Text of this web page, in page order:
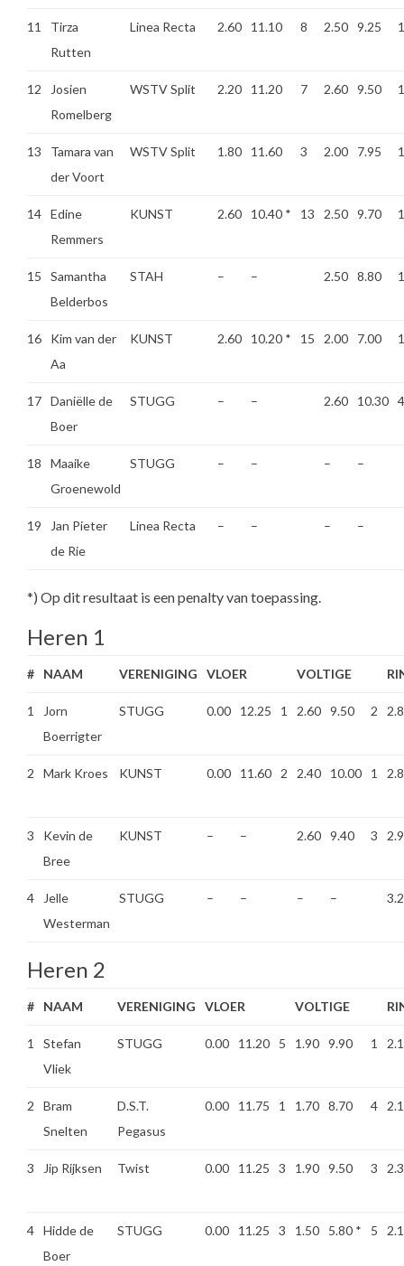
11
Tirza
Rutten
Linea Recta 2.60 11.10 8 2.50 9.25
12
Josien
Romelberg
WSTV Split 2.20 11.20 7 2.60 9.50
13
Tamara van
der Voort
WSTV Split 1.80 11.60 3 2.00 7.95
14 Edine
Remmers
KUNST 2.60 10.40 * 13 2.50 9.70
15
Samantha
Belderbos
STAH – – 2.50 8.80
16
Kim van der
Aa
KUNST 2.60 10.20 * 15 2.00 7.00
17 Daniëlle de
Boer
STUGG – – 2.60 10.30 4
18
Maaike
Groenewold
STUGG – – – –
19
Jan Pieter
de Rie
Linea Recta – – – –
*) Op dit resultaat is een penalty van toepassing.
Heren 1
# NAAM VERENIGING VLOER VOLTIGE
1
Jorn
Boerrigter
STUGG 0.00 12.25 1 2.60 9.50 2
2 Mark Kroes KUNST 0.00 11.60 2 2.40 10.00 1
3
Kevin de
Bree
KUNST – – 2.60 9.40 3
4
Jelle
Westerman
STUGG – – – –
Heren 2
# NAAM VERENIGING VLOER VOLTIGE
1
Stefan
Vliek
STUGG 0.00 11.20 5 1.90 9.90 1
2
Bram
Snelten
D.S.T.
Pegasus
0.00 11.75 1 1.70 8.70 4
3 Jip Rijksen Twist 0.00 11.25 3 1.90 9.50 3
4 Hidde de
Boer
STUGG 0.00 11.25 3 1.50 5.80 * 5